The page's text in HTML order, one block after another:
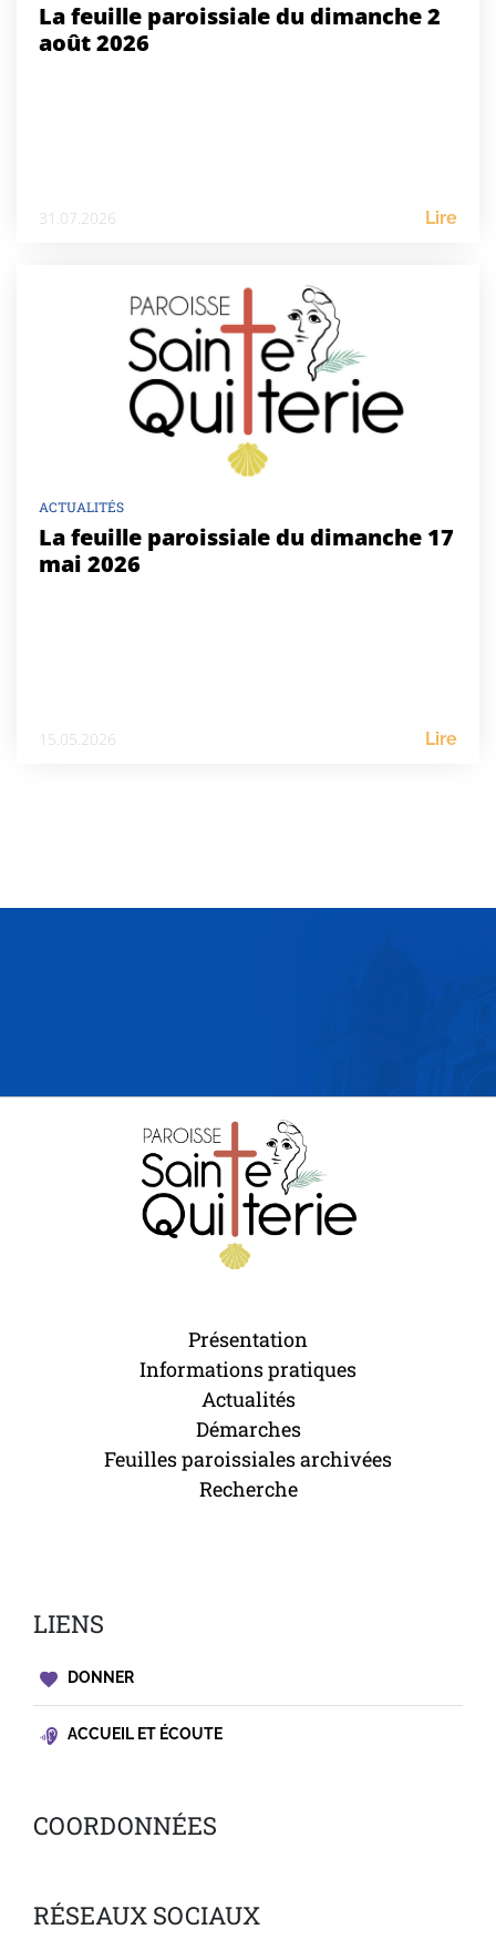
La feuille paroissiale du dimanche 2
août 2026
31.07.2026 Lire
ACTUALITÉS
La feuille paroissiale du dimanche 17
mai 2026
15.05.2026 Lire
Présentation
Informations pratiques
Actualités
Démarches
Feuilles paroissiales archivées
Recherche
LIENS
DONNER
ACCUEIL ET ÉCOUTE
COORDONNÉES
RÉSEAUX SOCIAUX